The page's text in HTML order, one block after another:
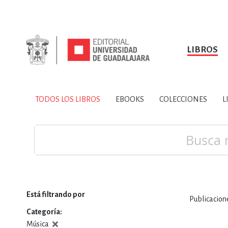
LIBROS
TODOS LOS LIBROS
SOBRE NOSOTROS HISTORIA
CIENCIAS DE LA
TODOS LOS LIBROS EBOOKS COLECCIONES
Está filtrando por
Categoría
Música